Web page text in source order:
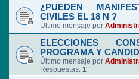
¿PUEDEN
CIVILES EL 18 N ?
Último mensaje por
ELECCIONES
PROGRAMA Y
Último mensaje por
Respuestas: 1